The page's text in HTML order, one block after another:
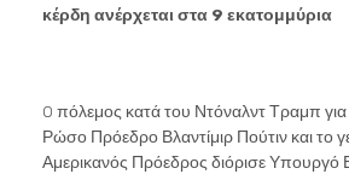
κέρδη ανέρχεται στα 9 εκατομμύρια
O πόλεμος κατά του Ντόναλντ Τραμπ για
Ρώσο Πρόεδρο Βλαντίμιρ Πούτιν και το
Αμερικανός Πρόεδρος διόρισε Υπουργό